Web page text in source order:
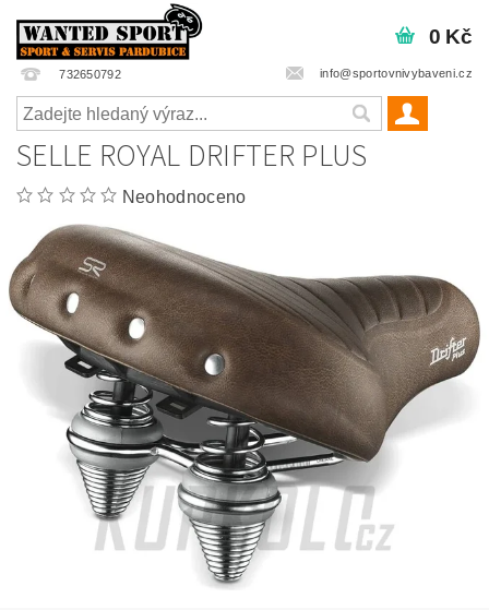
732650792 info@sportovnivybaveni.cz
0 Kč
SELLE ROYAL DRIFTER PLUS
Neohodnoceno